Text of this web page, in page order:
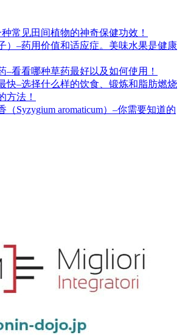
常见田间植物的神奇保健功效！
）–药用价值和适应症。美味水果是健康
–看看哪种草药最好以及如何使用！
快–选择什么样的饮食、锻炼和脂肪燃烧
方法！
（Syzygium aromaticum）–你需要知道的